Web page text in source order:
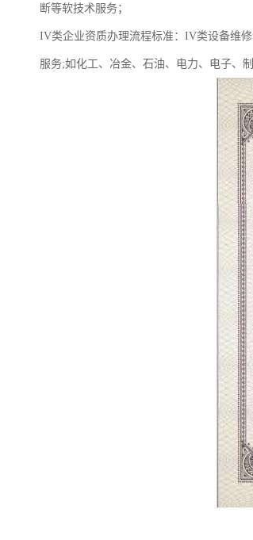
断等软技术服务；
IV类企业资质办理流程标准：IV类设备维
服务;如化工、冶金、石油、电力、电子、